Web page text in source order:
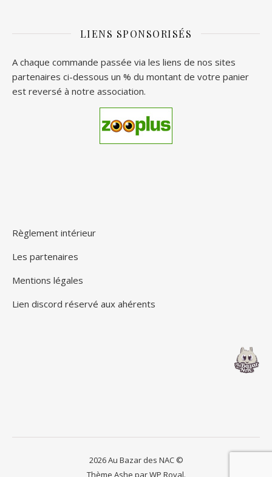
LIENS SPONSORISÉS
A chaque commande passée via les liens de nos sites
partenaires ci-dessous un % du montant de votre panier
est reversé à notre association.
Règlement intérieur
Les partenaires
Mentions légales
Lien discord réservé aux ahérents
2026 Au Bazar des NAC ©
Thème Ashe parWP Royal.